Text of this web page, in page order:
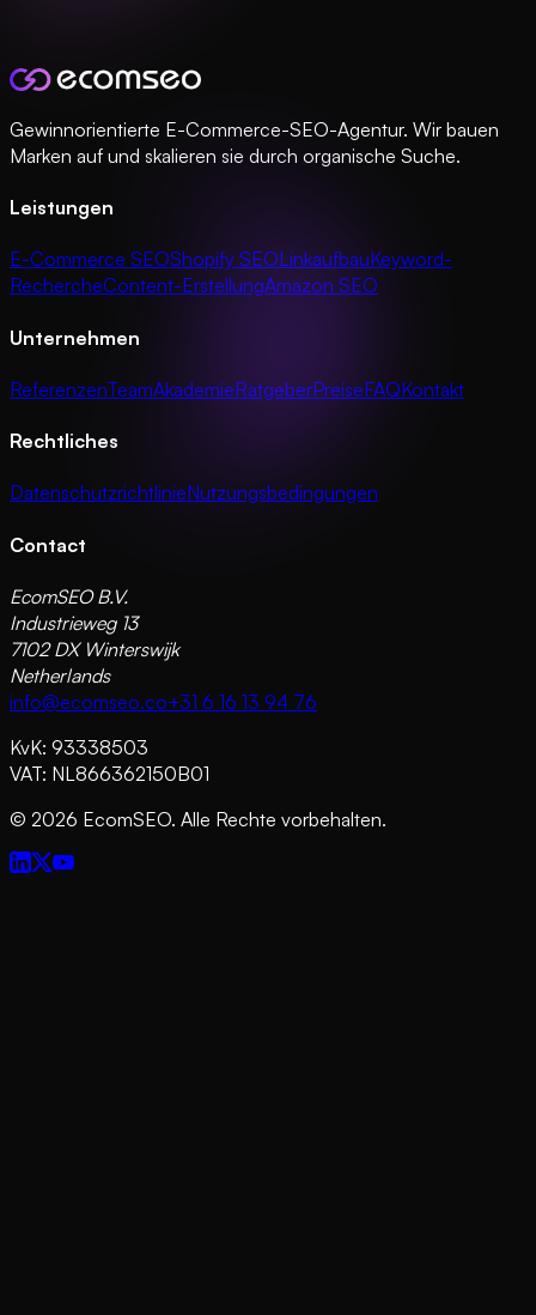
Gewinnorientierte E-Commerce-SEO-Agentur. Wir bauen
Marken auf und skalieren sie durch organische Suche.
Leistungen
E-Commerce SEOShopify SEOLinkaufbauKeyword-
RechercheContent-ErstellungAmazon SEO
Unternehmen
ReferenzenTeamAkademieRatgeberPreiseFAQKontakt
Rechtliches
DatenschutzrichtlinieNutzungsbedingungen
Contact
EcomSEO B.V.
Industrieweg 13
7102 DX Winterswijk
Netherlands
info@ecomseo.co+31 6 16 13 94 76
KvK: 93338503
VAT: NL866362150B01
© 2026 EcomSEO. Alle Rechte vorbehalten.